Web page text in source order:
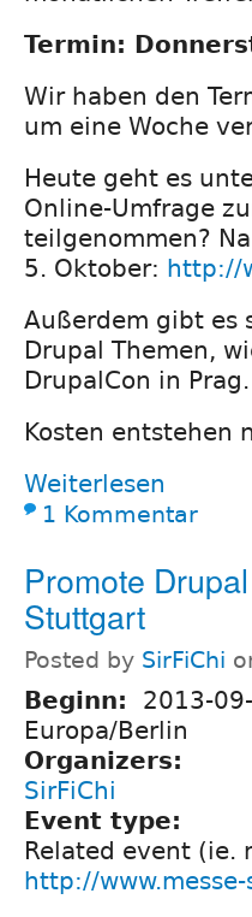
Termin:
Wir haben den
um eine Woche
Heute geht es
Online-Umfrage
teilgenommen?
5. Oktober: http://
Außerdem gibt es
Drupal Themen,
DrupalCon in Prag.
Kosten entstehen
Weiterlesen
1 Kommentar
Promote
Stuttgart
Posted by SirFiChi
Beginn: 2013-
Europa/Berlin
Organizers:
SirFiChi
Event type:
Related event (ie.
http://